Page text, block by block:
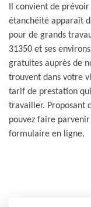
Il convient de
étanchéité apparaît
pour de grands
31350 et ses
gratuites auprès de
trouvent dans votre
tarif de prestation
travailler. Proposant
pouvez faire
formulaire en ligne.